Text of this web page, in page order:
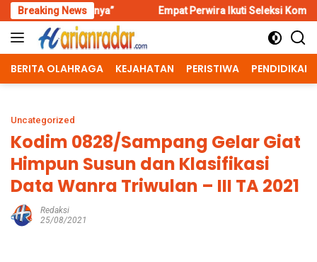
Skip
to
content
Breaking NewsEmpat Perwira Ikuti Seleksi Komandan Upacara HUT
BERITA OLAHRAGA KEJAHATAN PERISTIWA PENDIDIKAN
Uncategorized
Kodim 0828/Sampang Gelar Giat
Himpun Susun dan Klasifikasi
Data Wanra Triwulan – III TA 2021
Redaksi
25/08/2021